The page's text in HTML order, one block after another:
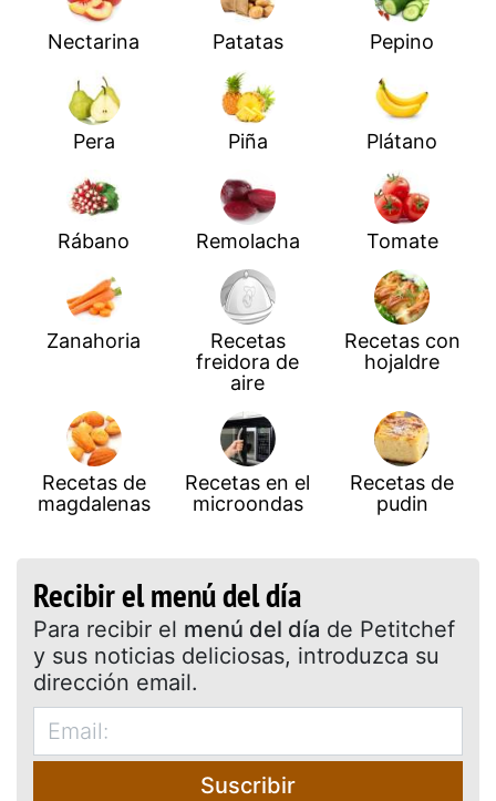
Nectarina Patatas Pepino
Pera Piña Plátano
Rábano Remolacha Tomate
Zanahoria
Recetas
freidora de
aire
Recetas con
hojaldre
Recetas de
magdalenas
Recetas en el
microondas
Recetas de
pudin
Recibir el menú del día
Para recibir el menú del día de Petitchef
y sus noticias deliciosas, introduzca su
dirección email.
Suscribir